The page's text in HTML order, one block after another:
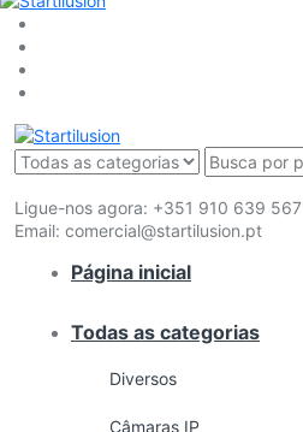
Ligue-nos agora: +351 910 639 567
Email: comercial@startilusion.pt
Página inicial
Todas as categorias
Diversos
Câmaras IP